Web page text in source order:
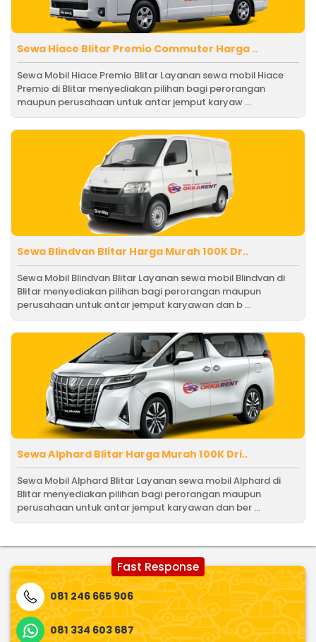
Sewa Hiace Blitar Premio Commuter Harga ..
Sewa Mobil Hiace Premio Blitar Layanan sewa mobil Hiace
Premio di Blitar menyediakan pilihan bagi perorangan
maupun perusahaan untuk antar jemput karyaw ...
Sewa Blindvan Blitar Harga Murah 100K Dr..
Sewa Mobil Blindvan Blitar Layanan sewa mobil Blindvan di
Blitar menyediakan pilihan bagi perorangan maupun
perusahaan untuk antar jemput karyawan dan b ...
Sewa Alphard Blitar Harga Murah 100K Dri..
Sewa Mobil Alphard Blitar Layanan sewa mobil Alphard di
Blitar menyediakan pilihan bagi perorangan maupun
perusahaan untuk antar jemput karyawan dan ber ...
Fast Response
081 246 665 906
081 334 603 687